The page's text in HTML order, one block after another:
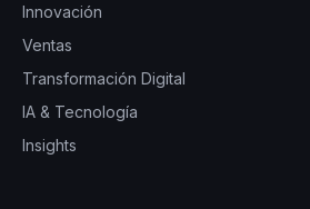
Innovación
Ventas
Transformación Digital
IA & Tecnología
Insights